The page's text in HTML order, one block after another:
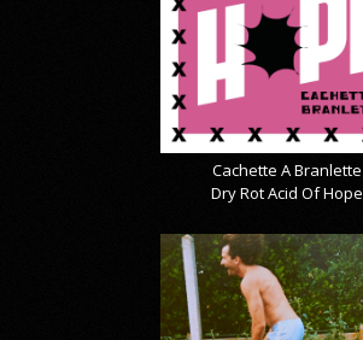
Cachette A Branlette
Dry Rot Acid Of Hope